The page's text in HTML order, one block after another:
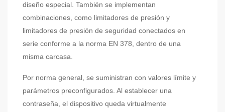
diseño especial. También se implementan
combinaciones, como limitadores de presión y
limitadores de presión de seguridad conectados en
serie conforme a la norma EN 378, dentro de una
misma carcasa.
Por norma general, se suministran con valores límite y
parámetros preconfigurados. Al establecer una
contraseña, el dispositivo queda virtualmente